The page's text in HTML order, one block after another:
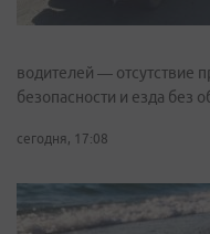
водителей — отсутствие
безопасности и езда без
сегодня, 17:08